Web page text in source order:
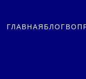
ГЛАВНАЯ БЛОГ